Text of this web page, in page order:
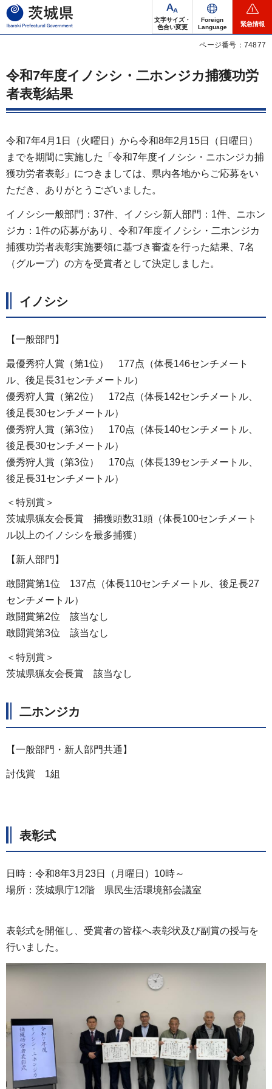
茨城県
文字サイズ・
色合い変更
Foreign
Language
緊急情報
ページ番号：74877
令和7年度イノシシ・二ホンジカ捕獲功労
者表彰結果
令和7年4月1日（火曜日）から令和8年2月15日（日曜日）
までを期間に実施した「令和7年度イノシシ・ニホンジカ捕
獲功労者表彰」につきましては、県内各地からご応募をい
ただき、ありがとうございました。
イノシシ一般部門：37件、イノシシ新人部門：1件、ニホン
ジカ：1件の応募があり、令和7年度イノシシ・二ホンジカ
捕獲功労者表彰実施要領に基づき審査を行った結果、7名
（グループ）の方を受賞者として決定しました。
イノシシ
【一般部門】
最優秀狩人賞（第1位） 177点（体長146センチメート
ル、後足長31センチメートル）
優秀狩人賞（第2位） 172点（体長142センチメートル、
後足長30センチメートル）
優秀狩人賞（第3位） 170点（体長140センチメートル、
後足長30センチメートル）
優秀狩人賞（第3位） 170点（体長139センチメートル、
後足長31センチメートル）
＜特別賞＞
茨城県猟友会長賞 捕獲頭数31頭（体長100センチメート
ル以上のイノシシを最多捕獲）
【新人部門】
敢闘賞第1位 137点（体長110センチメートル、後足長27
センチメートル）
敢闘賞第2位 該当なし
敢闘賞第3位 該当なし
＜特別賞＞
茨城県猟友会長賞 該当なし
二ホンジカ
【一般部門・新人部門共通】
討伐賞 1組
表彰式
日時：令和8年3月23日（月曜日）10時～
場所：茨城県庁12階 県民生活環境部会議室
表彰式を開催し、受賞者の皆様へ表彰状及び副賞の授与を
行いました。